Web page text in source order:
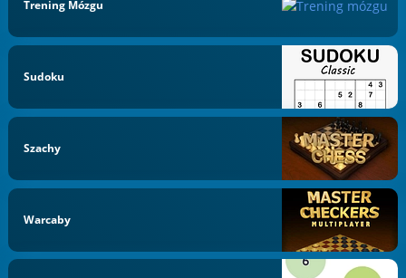
Trening Mózgu
Sudoku
Szachy
Warcaby